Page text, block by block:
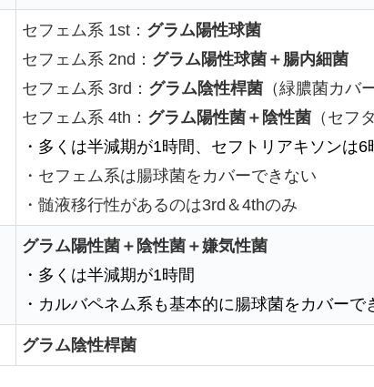
セフェム系 1st： グラム陽性球菌
セフェム系 2nd： グラム陽性球菌＋腸内細菌
セフェム系 3rd： グラム陰性桿菌 （緑膿菌カ
セフェム系 4th： グラム陽性菌＋陰性菌 （セフ
・多くは半減期が1時間、セフトリアキソンは6
・セフェム系は腸球菌をカバーできない
・髄液移行性があるのは3rd＆4thのみ
グラム陽性菌＋陰性菌＋嫌気性菌
・多くは半減期が1時間
・カルバペネム系も基本的に腸球菌をカバーで
グラム陰性桿菌